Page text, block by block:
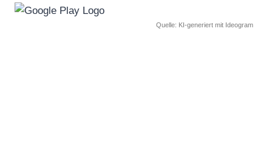
Quelle: KI-generiert mit Ideogram